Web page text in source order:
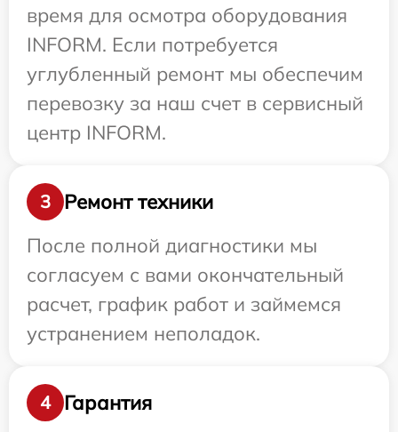
время для осмотра оборудования
INFORM. Если потребуется
углубленный ремонт мы обеспечим
перевозку за наш счет в сервисный
центр INFORM.
3
Ремонт техники
После полной диагностики мы
согласуем с вами окончательный
расчет, график работ и займемся
устранением неполадок.
4
Гарантия